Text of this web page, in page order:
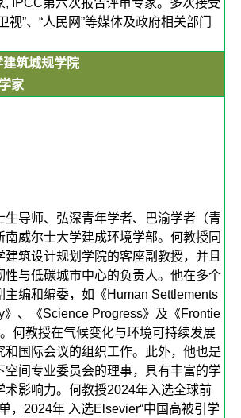
视”、“人民网”等媒体及政府相关部门
筑城规学院
家
生导师、弘深青年学者、巴渝学者（青
南威尔士大学建成环境学部。何教授同
建筑设计规划学院的客座副教授，并且
性与低碳城市中心的负责人。他在多个
主编和编委，如《Human Settlements
、《Science Progress》及《Frontie
何教授在气候变化与环境可持续发展
和国际会议的组织工作。此外，他也是
空间专业委员会的理事，具有丰富的学
术影响力。何教授2024年入选全球前
，2024年 入选Elsevier“中国高被引学